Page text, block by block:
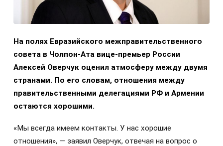
На полях Евразийского межправительственного
совета в Чолпон-Ата вице-премьер России
Алексей Оверчук оценил атмосферу между двумя
странами. По его словам, отношения между
правительственными делегациями РФ и Армении
остаются хорошими.
«Мы всегда имеем контакты. У нас хорошие
отношения», — заявил Оверчук, отвечая на вопрос о